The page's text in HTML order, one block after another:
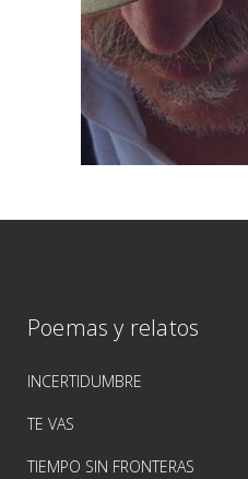
Poemas y relatos
INCERTIDUMBRE
TE VAS
TIEMPO SIN FRONTERAS